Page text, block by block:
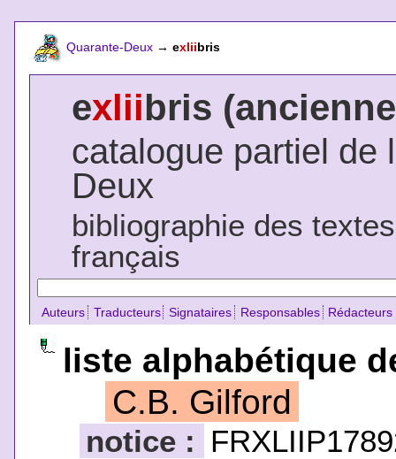
Quarante-Deux → exliibris
exliibris
catalogue partiel de
Deux
bibliographie des
français
Auteurs Traducteurs Signataires Responsables Rédacteurs
liste alphabétique
C.B. Gilford
notice :